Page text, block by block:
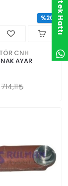
CNH
AYAR
714,11
%20